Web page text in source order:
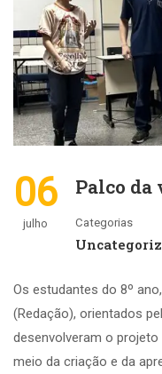
06
julho
Palco da
Categorias
Os estudantes do 8º
(Redação), orientados
desenvolveram o projeto
meio da criação e da